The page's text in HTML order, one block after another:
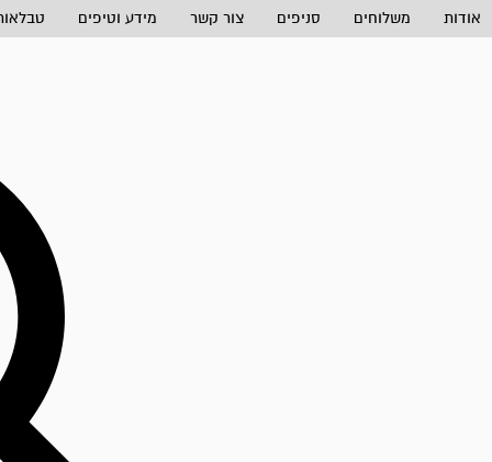
אודות משלוחים סניפים צור קשר מידע וטיפים